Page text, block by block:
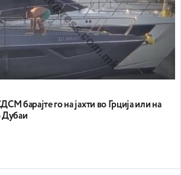
барајте го на јахти во Грција или на
Дубаи